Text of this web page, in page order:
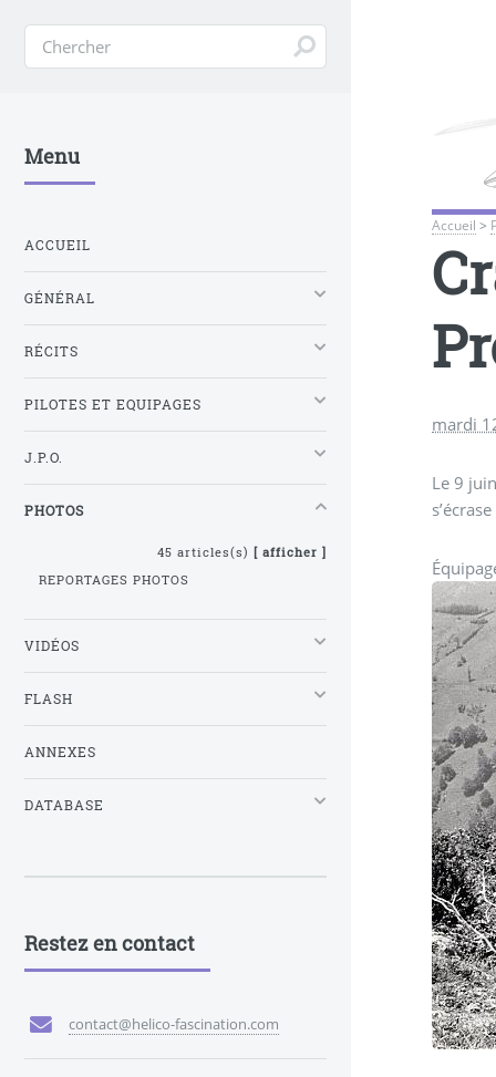
Accueil >
mardi
Le 9
Menu
ACCUEIL
GÉNÉRAL
RÉCITS
PILOTES ET EQUIPAGES
J.P.O.
PHOTOS
45 articles(s) [ afficher ]
REPORTAGES PHOTOS
VIDÉOS
FLASH
ANNEXES
DATABASE
Restez en contact
contact@helico-fascination.com